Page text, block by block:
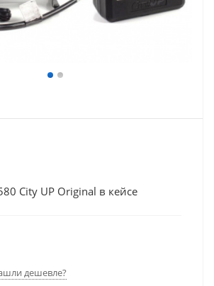
City UP Original в кейсе
дешевле?